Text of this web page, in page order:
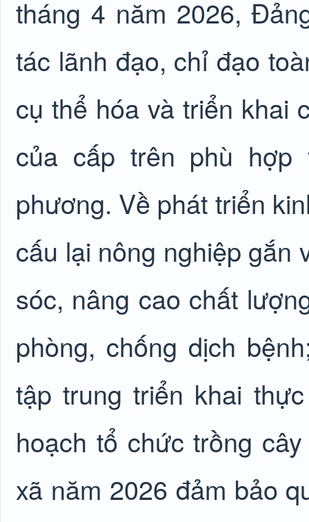
tháng 4 năm 2026,
tác lãnh đạo, chỉ đạo
cụ thể hóa và triển khai
của cấp trên phù
phương. Về phát triển
cấu lại nông nghiệp gắn
sóc, nâng cao chất
phòng, chống dịch
tập trung triển khai
hoạch tổ chức trồng
xã năm 2026 đảm bảo